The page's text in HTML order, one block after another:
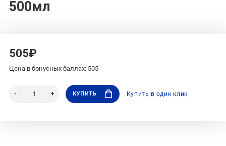
500мл
505₽
Цена в бонусных баллах: 505
КУПИТЬ Купить в один клик